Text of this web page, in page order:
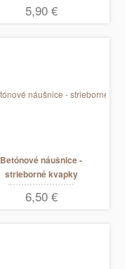
5,90 €
Betónové náušnice -
strieborné kvapky
6,50 €